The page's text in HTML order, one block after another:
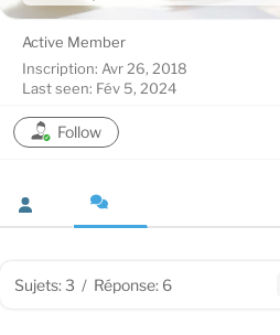
Active Member
Inscription: Avr 26, 2018
Last seen: Fév 5, 2024
Follow
Sujets: 3 / Réponse: 6